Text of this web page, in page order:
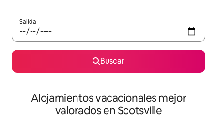
Salida
Buscar
Alojamientos vacacionales mejor
valorados en Scotsville